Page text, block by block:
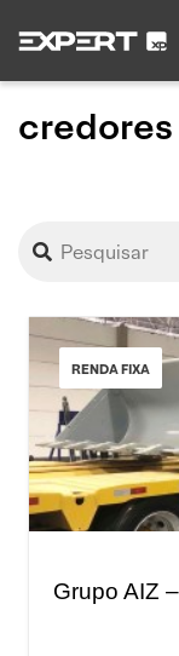
credores
RENDA FIXA
Grupo AIZ